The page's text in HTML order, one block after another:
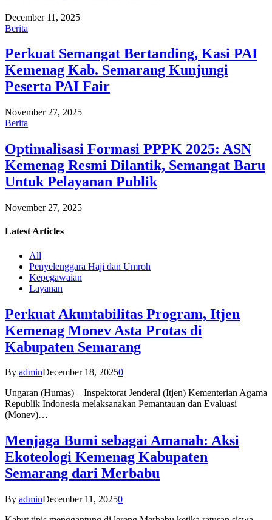
December 11, 2025
Berita
Perkuat Semangat Bertanding, Kasi PAI
Kemenag Kab. Semarang Kunjungi
Peserta PAI Fair
November 27, 2025
Berita
Optimalisasi Formasi PPPK 2025: ASN
Kemenag Resmi Dilantik, Semangat Baru
Untuk Pelayanan Publik
November 27, 2025
Latest Articles
All
Penyelenggara Haji dan Umroh
Kepegawaian
Layanan
Perkuat Akuntabilitas Program, Itjen
Kemenag Monev Asta Protas di
Kabupaten Semarang
By adminDecember 18, 20250
Ungaran (Humas) – Inspektorat Jenderal (Itjen) Kementerian Agama
Republik Indonesia melaksanakan Pemantauan dan Evaluasi
(Monev)…
Menjaga Bumi sebagai Amanah: Aksi
Ekoteologi Kemenag Kabupaten
Semarang dari Merbabu
By adminDecember 11, 20250